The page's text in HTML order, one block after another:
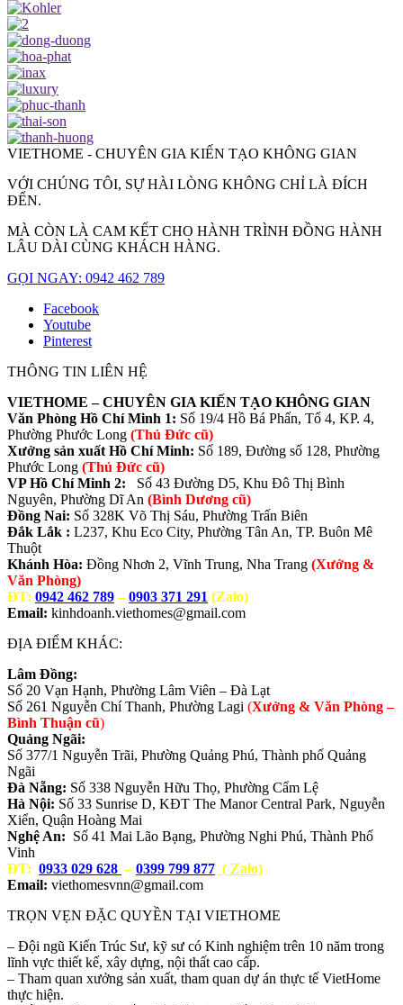
VIETHOME - CHUYÊN GIA KIẾN TẠO KHÔNG GIAN
VỚI CHÚNG TÔI, SỰ HÀI LÒNG KHÔNG CHỈ LÀ ĐÍCH
ĐẾN.
MÀ CÒN LÀ CAM KẾT CHO HÀNH TRÌNH ĐỒNG HÀNH
LÂU DÀI CÙNG KHÁCH HÀNG.
GỌI NGAY: 0942 462 789
Facebook
Youtube
Pinterest
THÔNG TIN LIÊN HỆ
VIETHOME – CHUYÊN GIA KIẾN TẠO KHÔNG GIAN
Văn Phòng Hồ Chí Minh 1: Số 19/4 Hồ Bá Phấn, Tổ 4, KP. 4,
Phường Phước Long (Thủ Đức cũ)
Xưởng sản xuất Hồ Chí Minh: Số 189, Đường số 128, Phường
Phước Long (Thủ Đức cũ)
VP Hồ Chí Minh 2: Số 43 Đường D5, Khu Đô Thị Bình
Nguyên, Phường Dĩ An (Bình Dương cũ)
Đồng Nai: Số 328K Võ Thị Sáu, Phường Trấn Biên
Đắk Lắk : L237, Khu Eco City, Phường Tân An, TP. Buôn Mê
Thuột
Khánh Hòa: Đồng Nhơn 2, Vĩnh Trung, Nha Trang (Xưởng &
Văn Phòng)
ĐT: 0942 462 789–0903 371 291 (Zalo)
Email: kinhdoanh.viethomes@gmail.com
ĐỊA ĐIỂM KHÁC:
Lâm Đồng:
Số 20 Vạn Hạnh, Phường Lâm Viên – Đà Lạt
Số 261 Nguyễn Chí Thanh, Phường Lagi (Xưởng & Văn Phòng –
Bình Thuận cũ)
Quảng Ngãi:
Số 377/1 Nguyễn Trãi, Phường Quảng Phú, Thành phố Quảng
Ngãi
Đà Nẵng: Số 338 Nguyễn Hữu Thọ, Phường Cẩm Lệ
Hà Nội: Số 33 Sunrise D, KĐT The Manor Central Park, Nguyễn
Xiển, Quận Hoàng Mai
Nghệ An: Số 41 Mai Lão Bạng, Phường Nghi Phú, Thành Phố
Vinh
ĐT: 0933 029 628 –0399 799 877 ( Zalo)
Email: viethomesvnn@gmail.com
TRỌN VẸN ĐẶC QUYỀN TẠI VIETHOME
– Đội ngũ Kiến Trúc Sư, kỹ sư có Kinh nghiệm trên 10 năm trong
lĩnh vực thiết kế, xây dựng, nội thất cao cấp.
– Tham quan xưởng sản xuất, tham quan dự án thực tế VietHome
thực hiện.